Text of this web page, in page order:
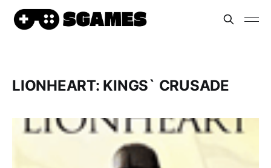
LIONHEART: KINGS` CRUSADE